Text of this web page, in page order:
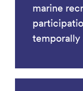
marine
temporally